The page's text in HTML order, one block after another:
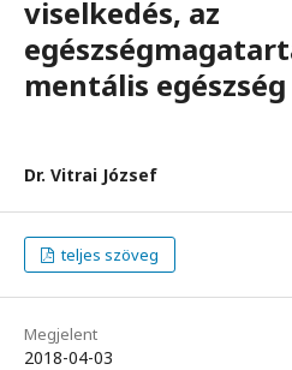
viselkedés, az
mentális
Dr. Vitrai József
teljes szöveg
Megjelent
2018-04-03